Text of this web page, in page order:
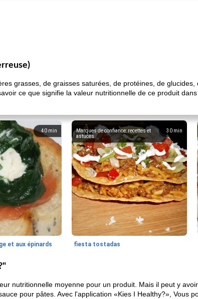
grasses, de graisses saturées, de protéines, de
ce que signifie la valeur nutritionnelle de ce produit
40 min
et aux épinards
30 min
Marques de confiance: recettes et
astuces
fiesta tostadas
nutritionnelle moyenne pour un produit. Mais il peut y
pour pâtes. Avec l'application «Kies I Healthy?», Vous